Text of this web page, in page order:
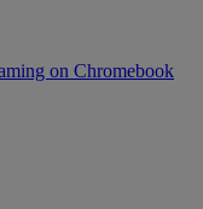
on Chromebook